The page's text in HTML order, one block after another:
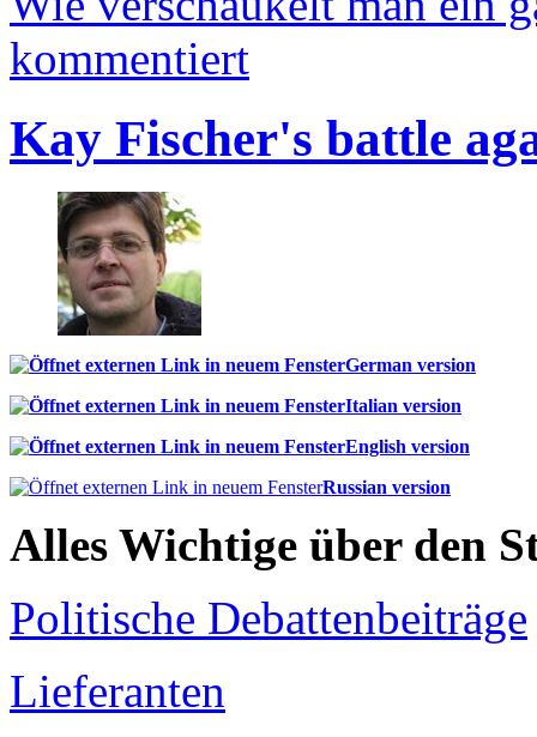
kommentiert
Kay Fischer's battle
German version
Italian version
English version
Russian version
Alles Wichtige über den
Politische Debattenbeiträge
Lieferanten